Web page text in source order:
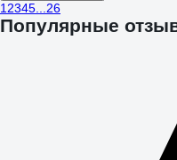
1 2345 26
Популярные